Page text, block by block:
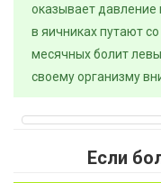
оказывает давление
в яичниках путают
месячных болит
своему организму
Если